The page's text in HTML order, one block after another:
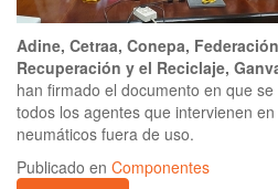
Adine, Cetraa, Conepa,
Recuperación y el Reciclaje,
han firmado el documento en que
todos los agentes que intervienen
neumáticos fuera de uso.
Publicado en Componentes